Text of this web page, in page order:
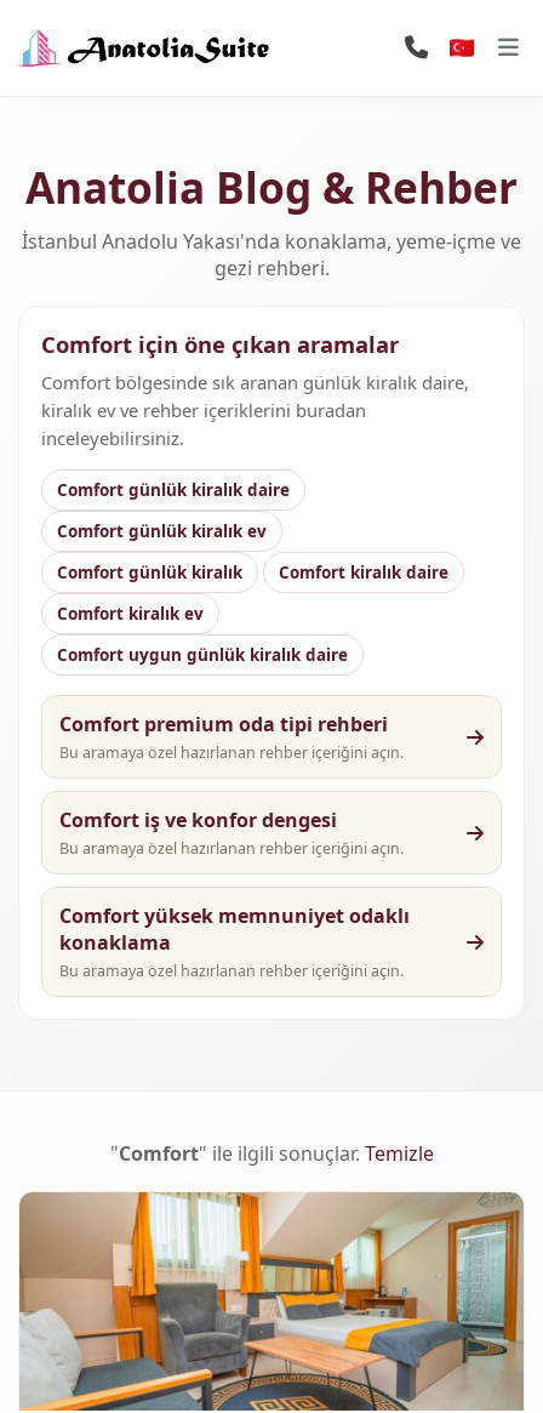
Anatolia Blog & Rehber
İstanbul Anadolu Yakası'nda konaklama, yeme-içme ve
gezi rehberi.
Comfort için öne çıkan aramalar
Comfort bölgesinde sık aranan günlük kiralık daire,
kiralık ev ve rehber içeriklerini buradan
inceleyebilirsiniz.
Comfort günlük kiralık daire
Comfort günlük kiralık ev
Comfort günlük kiralık
Comfort kiralık daire
Comfort kiralık ev
Comfort uygun günlük kiralık daire
Comfort premium oda tipi rehberi
Bu aramaya özel hazırlanan rehber içeriğini açın.
Comfort iş ve konfor dengesi
Bu aramaya özel hazırlanan rehber içeriğini açın.
Comfort yüksek memnuniyet odaklı
konaklama
Bu aramaya özel hazırlanan rehber içeriğini açın.
"Comfort" ile ilgili sonuçlar. Temizle